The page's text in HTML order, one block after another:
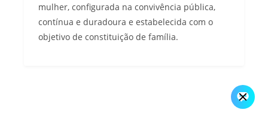
mulher, configurada na convivência pública,
contínua e duradoura e estabelecida com o
objetivo de constituição de família.